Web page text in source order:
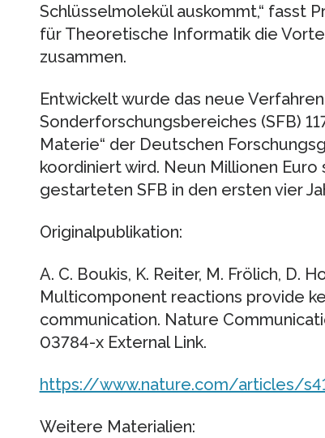
Schlüsselmolekül auskommt,“ fasst
für Theoretische Informatik die
zusammen.
Entwickelt wurde das neue
Sonderforschungsbereiches (SFB)
Materie“ der Deutschen
koordiniert wird. Neun Millionen Euro
gestarteten SFB in den ersten vier
Originalpublikation:
A. C. Boukis, K. Reiter, M. Frölich, D.
Multicomponent reactions provide
communication. Nature
03784-x External Link.
https://www.nature.com/articles/
Weitere Materialien: